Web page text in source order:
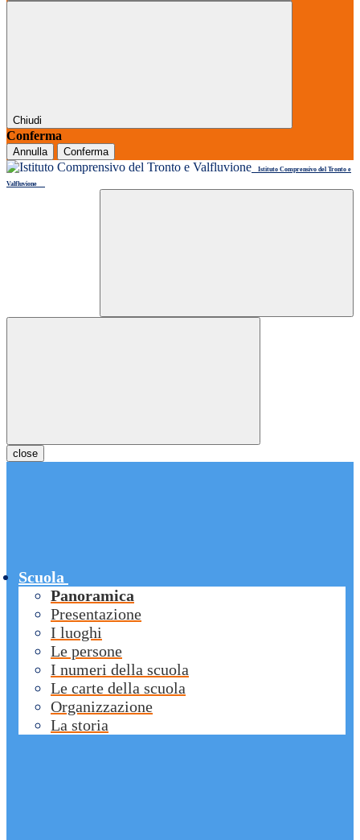
Chiudi
Conferma
Annulla Conferma
Istituto Comprensivo del Tronto e
Valfluvione
close
Scuola
Panoramica
Presentazione
I luoghi
Le persone
I numeri della scuola
Le carte della scuola
Organizzazione
La storia